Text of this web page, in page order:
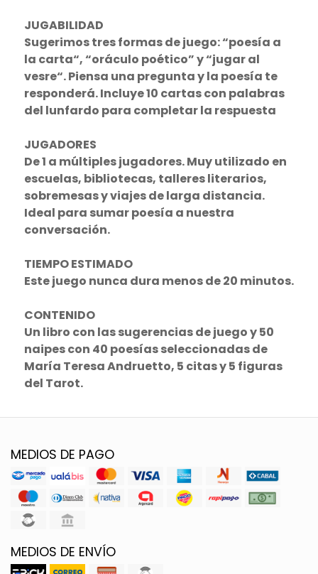
JUGABILIDAD
Sugerimos tres formas de juego: “poesía a
la carta“, “oráculo poético” y “jugar al
vesre“. Piensa una pregunta y la poesía te
responderá. Incluye 10 cartas con palabras
del lunfardo para completar la respuesta
JUGADORES
De 1 a múltiples jugadores. Muy utilizado en
escuelas, bibliotecas, talleres literarios,
sobremesas y viajes de larga distancia.
Ideal para sumar poesía a nuestra
conversación.
TIEMPO ESTIMADO
Este juego nunca dura menos de 20 minutos.
CONTENIDO
Un libro con las sugerencias de juego y 50
naipes con 40 poesías seleccionadas de
María Teresa Andruetto, 5 citas y 5 figuras
del Tarot.
MEDIOS DE PAGO
MEDIOS DE ENVÍO